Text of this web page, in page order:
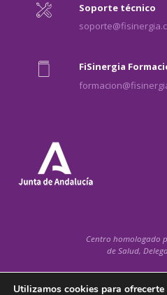
Soporte técnico
FiSinergia
Centro homologado
de Salud,
Utilizamos cookies para